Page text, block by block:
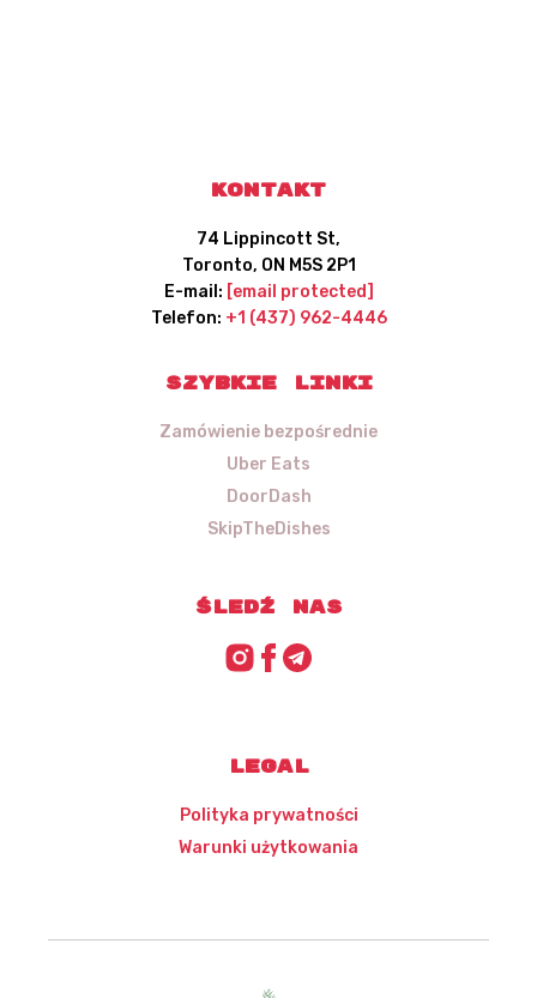
Kontakt
74 Lippincott St,
Toronto, ON M5S 2P1
E-mail: [email protected]
Telefon: +1 (437) 962-4446
Szybkie linki
Zamówienie bezpośrednie
Uber Eats
DoorDash
SkipTheDishes
Śledź nas
Legal
Polityka prywatności
Warunki użytkowania